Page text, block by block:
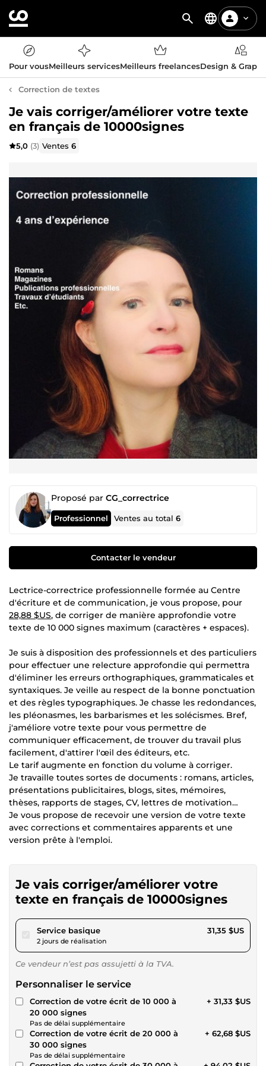
Pour vousMeilleurs servicesMeilleurs freelancesDesign &
Correction de textes
Je vais corriger/améliorer votre texte
en français de 10000signes
5,0 (3) Ventes6
Proposé par CG_correctrice
Professionnel Ventes au total6
Contacter le vendeur
Lectrice-correctrice professionnelle formée au Centre
d'écriture et de communication, je vous propose, pour
28,88 $US, de corriger de manière approfondie votre
texte de 10 000 signes maximum (caractères + espaces).
Je suis à disposition des professionnels et des particuliers
pour effectuer une relecture approfondie qui permettra
d'éliminer les erreurs orthographiques, grammaticales et
syntaxiques. Je veille au respect de la bonne ponctuation
et des règles typographiques. Je chasse les redondances,
les pléonasmes, les barbarismes et les solécismes. Bref,
j'améliore votre texte pour vous permettre de
communiquer efficacement, de trouver du travail plus
facilement, d'attirer l'œil des éditeurs, etc.
Le tarif augmente en fonction du volume à corriger.
Je travaille toutes sortes de documents : romans, articles,
présentations publicitaires, blogs, sites, mémoires,
thèses, rapports de stages, CV, lettres de motivation…
Je vous propose de recevoir une version de votre texte
avec corrections et commentaires apparents et une
version prête à l'emploi.
Je vais corriger/améliorer votre
texte en français de 10000signes
Service basiquepour 28,88 $US
2 jours de réalisation
31,35 $US
Ce vendeur n’est pas assujetti à la TVA.
Personnaliser le service
Correction de votre écrit de 10 000 à
20 000 signes
Pas de délai supplémentaire
+ 31,33 $US
Correction de votre écrit de 20 000 à
30 000 signes
Pas de délai supplémentaire
+ 62,68 $US